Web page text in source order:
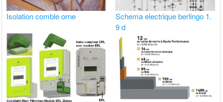
Isolation comble orne
Schema electrique berlingo 1.
9 d